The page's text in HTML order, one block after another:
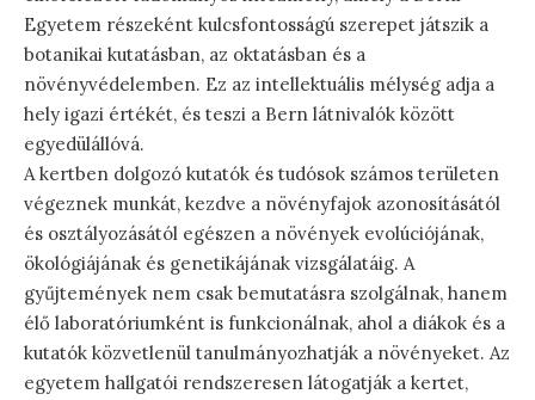
Egyetem részeként kulcsfontosságú szerepet játszik a
botanikai kutatásban, az oktatásban és a
növényvédelemben. Ez az intellektuális mélység adja a
hely igazi értékét, és teszi a Bern látnivalók között
egyedülállóvá.
A kertben dolgozó kutatók és tudósok számos területen
végeznek munkát, kezdve a növényfajok azonosításától
és osztályozásától egészen a növények evolúciójának,
ökológiájának és genetikájának vizsgálatáig. A
gyűjtemények nem csak bemutatásra szolgálnak, hanem
élő laboratóriumként is funkcionálnak, ahol a diákok és a
kutatók közvetlenül tanulmányozhatják a növényeket. Az
egyetem hallgatói rendszeresen látogatják a kertet,